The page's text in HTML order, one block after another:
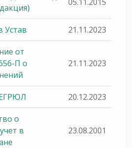
Устав 21.11.2023
от
П о
21.11.2023
20.12.2023
о
в
23.08.2001